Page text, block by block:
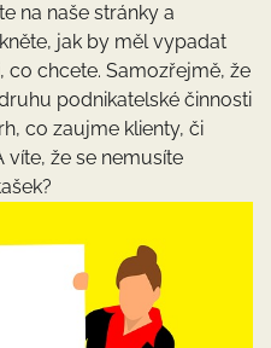
na naše stránky a
jak by měl vypadat
co chcete. Samozřejmě, že
podnikatelské činnosti
co zaujme klienty, či
víte, že se nemusíte